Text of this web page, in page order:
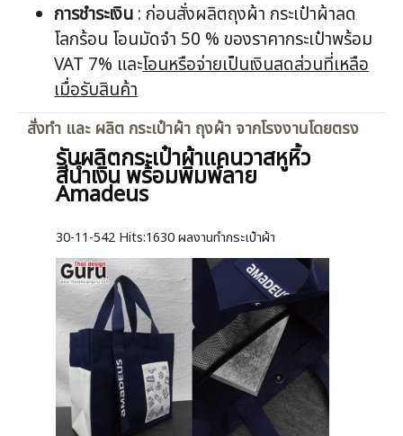
การชำระเงิน : ก่อนสั่งผลิตถุงผ้า กระเป๋าผ้าลด
โลกร้อน โอนมัดจำ 50 % ของราคากระเป๋าพร้อม
VAT 7% และโอนหรือจ่ายเป็นเงินสดส่วนที่เหลือ
เมื่อรับสินค้า
สั่งทำ และ ผลิต กระเป๋าผ้า ถุงผ้า จากโรงงานโดยตรง
รับผลิตกระเป๋าผ้าแคนวาสหูหิ้ว
สีน้ำเงิน พร้อมพิมพ์ลาย
Amadeus
30-11-542 Hits:1630 ผลงานทำกระเป๋าผ้า